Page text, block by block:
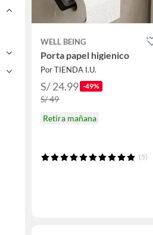
WELL BEING
Porta papel higienico
Por TIENDA I.U.
S/ 24.99 -49%
S/ 49
Retira mañana
(5)